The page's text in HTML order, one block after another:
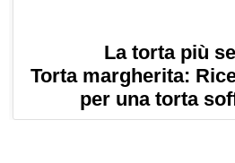
La torta più
Torta margherita:
per una torta